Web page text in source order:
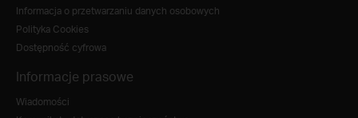
Informacja o przetwarzaniu danych osobowych
Polityka Cookies
Dostępność cyfrowa
Informacje prasowe
Wiadomości